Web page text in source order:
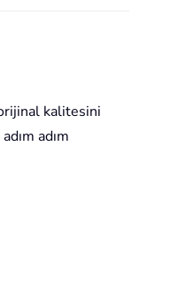
kalitesini
adım